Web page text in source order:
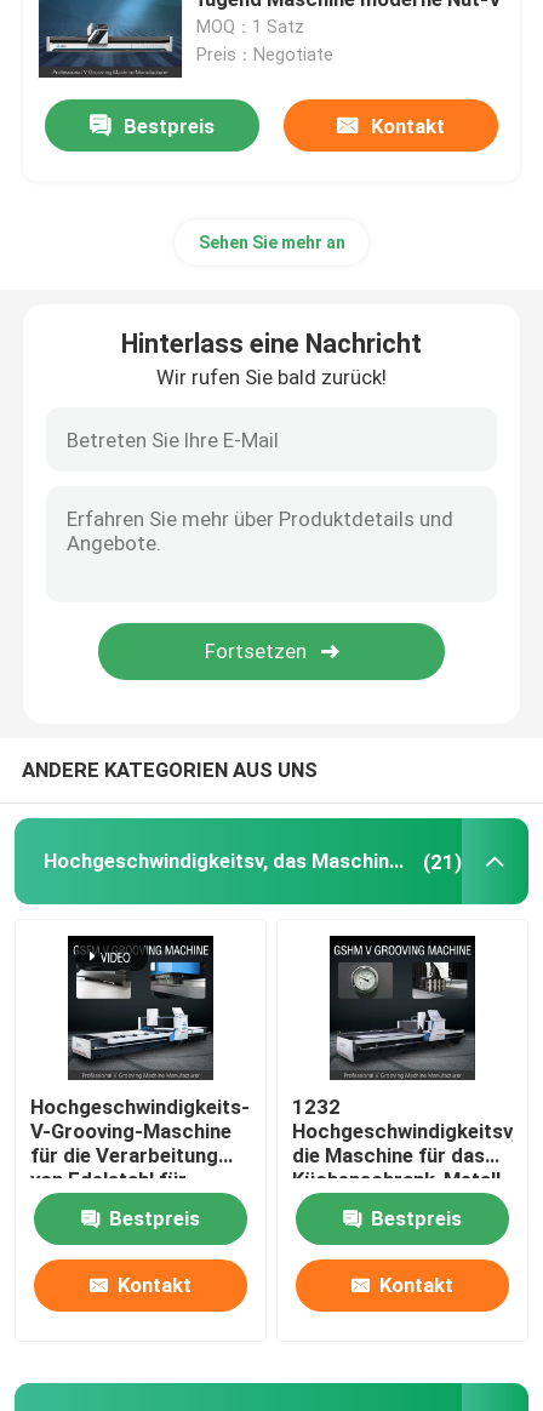
Horizontale v-Schneidemaschine
V-Nut-Schneider-Maschine
Schneidemaschine CNC V
V-Nutmaschine
V-Nut-Maschine für Metall
MOQ：1 Satz
Preis：Negotiate
Bestpreis Kontakt
Sehen Sie mehr an
Hinterlass eine Nachricht
Wir rufen Sie bald zurück!
ANDERE KATEGORIEN AUS UNS
Hochgeschwindigkeitsv, das Maschine fugt (21)
Hochgeschwindigkeits-
V-Grooving-Maschine
für die Verarbeitung
von Edelstahl für
Wohnkultur
Bestpreis
Kontakt
1232
Hochgeschwindigkeitsv,
die Maschine für das
Küchenschrank-Metall
fugt Maschine fugen
Bestpreis
Kontakt